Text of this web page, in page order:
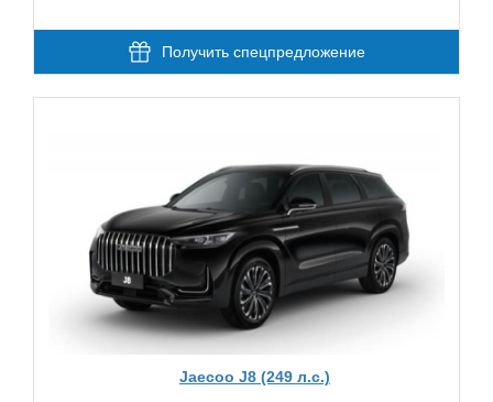
Получить спецпредложение
Jaecoo J8 (249 л.с.)